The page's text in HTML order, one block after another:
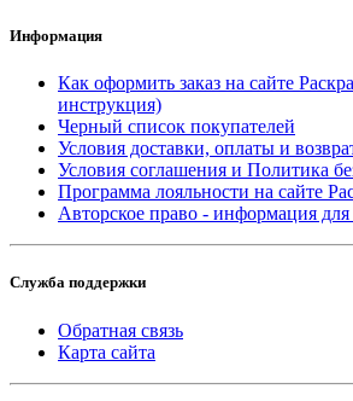
Информация
Как оформить заказ на сайте
инструкция)
Черный список покупателей
Условия доставки, оплаты и
Условия соглашения и Политика
Программа лояльности на сайте
Авторское право - информация
Служба поддержки
Обратная связь
Карта сайта